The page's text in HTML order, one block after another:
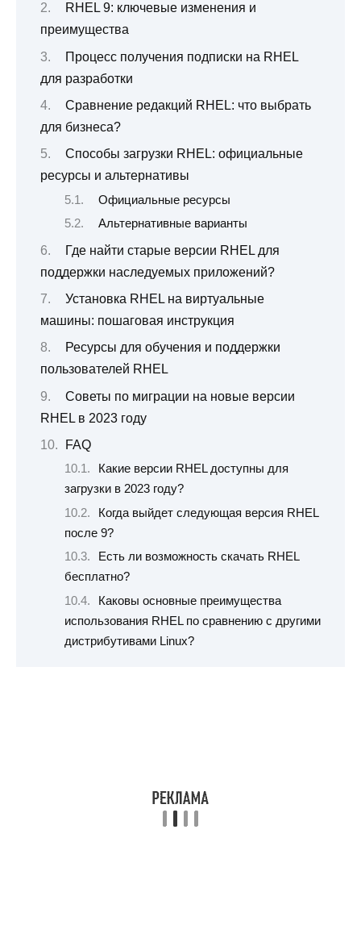
RHEL 9: ключевые изменения и
преимущества
Процесс получения подписки на RHEL
для разработки
Сравнение редакций RHEL: что выбрать
для бизнеса?
Способы загрузки RHEL: официальные
ресурсы и альтернативы
Официальные ресурсы
Альтернативные варианты
Где найти старые версии RHEL для
поддержки наследуемых приложений?
Установка RHEL на виртуальные
машины: пошаговая инструкция
Ресурсы для обучения и поддержки
пользователей RHEL
Советы по миграции на новые версии
RHEL в 2023 году
FAQ
Какие версии RHEL доступны для
загрузки в 2023 году?
Когда выйдет следующая версия RHEL
после 9?
Есть ли возможность скачать RHEL
бесплатно?
Каковы основные преимущества
использования RHEL по сравнению с другими
дистрибутивами Linux?